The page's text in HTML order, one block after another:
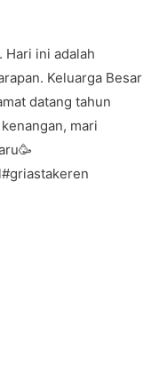
Hari ini adalah
Keluarga Besar
datang tahun
mari